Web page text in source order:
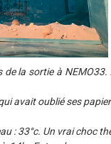
la sortie à
avait oublié ses
: 33°c. Un vrai choc